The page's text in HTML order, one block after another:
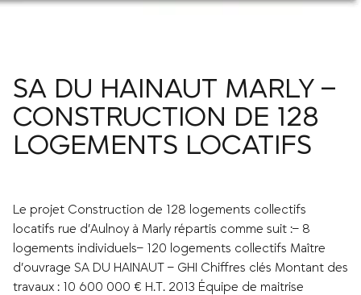
SA DU HAINAUT MARLY –
CONSTRUCTION DE 128
LOGEMENTS LOCATIFS
Le projet Construction de 128 logements collectifs
locatifs rue d’Aulnoy à Marly répartis comme suit :– 8
logements individuels– 120 logements collectifs Maître
d’ouvrage SA DU HAINAUT – GHI Chiffres clés Montant des
travaux : 10 600 000 € H.T. 2013 Équipe de maitrise